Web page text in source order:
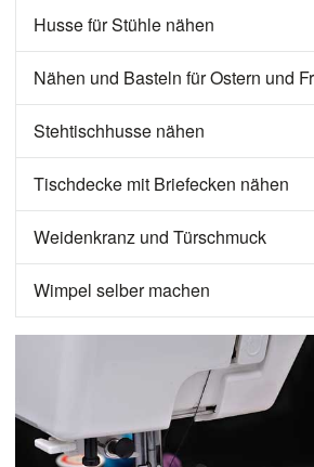
Husse für Stühle nähen
Nähen und Basteln für Ostern und
Stehtischhusse nähen
Tischdecke mit Briefecken nähen
Weidenkranz und Türschmuck
Wimpel selber machen